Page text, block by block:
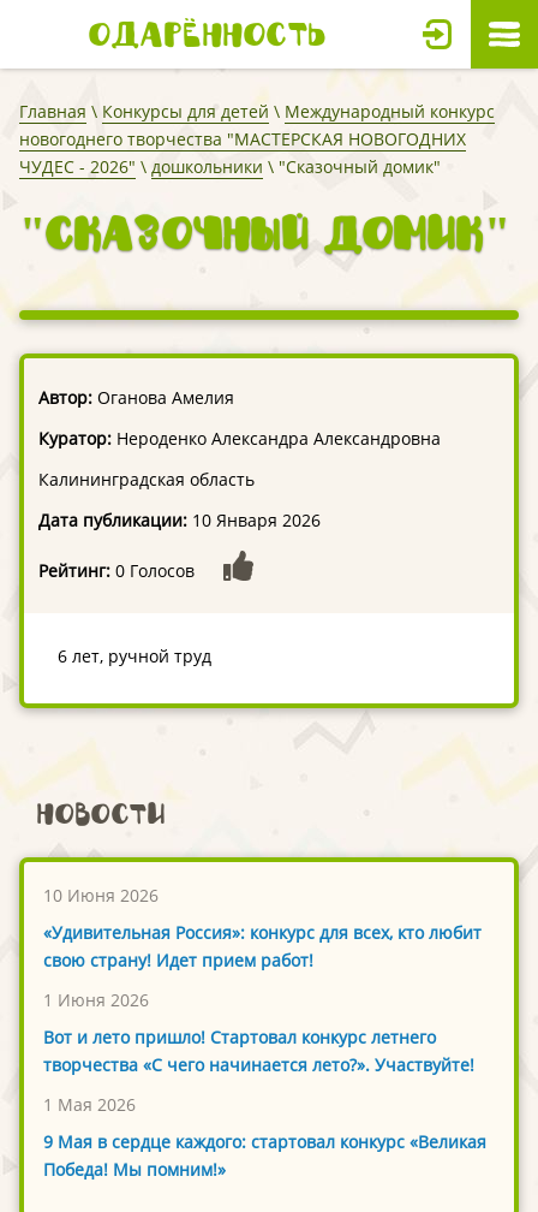
Одарённость
Главная \ Конкурсы для детей \ Международный конкурс
новогоднего творчества "МАСТЕРСКАЯ НОВОГОДНИХ
ЧУДЕС - 2026" \ дошкольники \ "Сказочный домик"
"Сказочный домик"
Автор: Оганова Амелия
Куратор: Нероденко Александра Александровна
Калининградская область
Дата публикации: 10 Января 2026
Рейтинг: 0 Голосов
6 лет, ручной труд
Новости
10 Июня 2026
«Удивительная Россия»: конкурс для всех, кто любит
свою страну! Идет прием работ!
1 Июня 2026
Вот и лето пришло! Стартовал конкурс летнего
творчества «С чего начинается лето?». Участвуйте!
1 Мая 2026
9 Мая в сердце каждого: стартовал конкурс «Великая
Победа! Мы помним!»